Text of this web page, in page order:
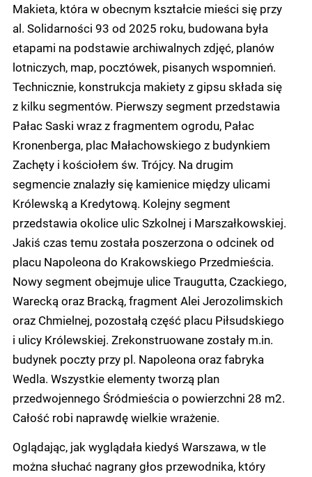
Makieta, która w obecnym kształcie mieści się przy
al. Solidarności 93 od 2025 roku, budowana była
etapami na podstawie archiwalnych zdjęć, planów
lotniczych, map, pocztówek, pisanych wspomnień.
Technicznie, konstrukcja makiety z gipsu składa się
z kilku segmentów. Pierwszy segment przedstawia
Pałac Saski wraz z fragmentem ogrodu, Pałac
Kronenberga, plac Małachowskiego z budynkiem
Zachęty i kościołem św. Trójcy. Na drugim
segmencie znalazły się kamienice między ulicami
Królewską a Kredytową. Kolejny segment
przedstawia okolice ulic Szkolnej i Marszałkowskiej.
Jakiś czas temu została poszerzona o odcinek od
placu Napoleona do Krakowskiego Przedmieścia.
Nowy segment obejmuje ulice Traugutta, Czackiego,
Warecką oraz Bracką, fragment Alei Jerozolimskich
oraz Chmielnej, pozostałą część placu Piłsudskiego
i ulicy Królewskiej. Zrekonstruowane zostały m.in.
budynek poczty przy pl. Napoleona oraz fabryka
Wedla. Wszystkie elementy tworzą plan
przedwojennego Śródmieścia o powierzchni 28 m2.
Całość robi naprawdę wielkie wrażenie.
Oglądając, jak wyglądała kiedyś Warszawa, w tle
można słuchać nagrany głos przewodnika, który